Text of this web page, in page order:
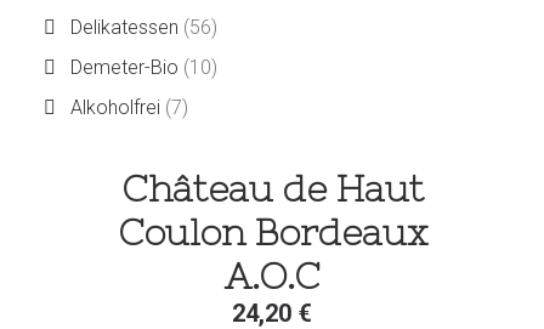
Delikatessen (56)
Demeter-Bio (10)
Alkoholfrei (7)
Château de Haut
Coulon Bordeaux
A.O.C
24,20 €